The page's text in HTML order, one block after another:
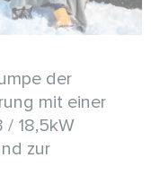
der
mit einer
/ 18,5kW
zur